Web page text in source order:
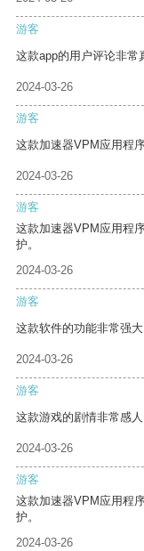
游客
这款app的用户评论非常
2024-03-26
游客
这款加速器VPM应用程
2024-03-26
游客
这款加速器VPM应用程
护。
2024-03-26
游客
这款软件的功能非常强
2024-03-26
游客
这款游戏的剧情非常感
2024-03-26
游客
这款加速器VPM应用程
护。
2024-03-26